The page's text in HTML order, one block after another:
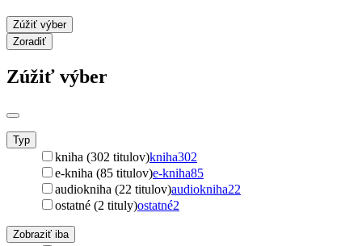
Zúžiť výber
Zoradiť
Zúžiť výber
Typ
kniha (302 titulov)kniha302
e-kniha (85 titulov)e-kniha85
audiokniha (22 titulov)audiokniha22
ostatné (2 tituly)ostatné2
Zobraziť iba